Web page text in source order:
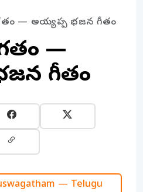
— అయ్యప్ప భజన గీతం
—
గీతం
— Telugu